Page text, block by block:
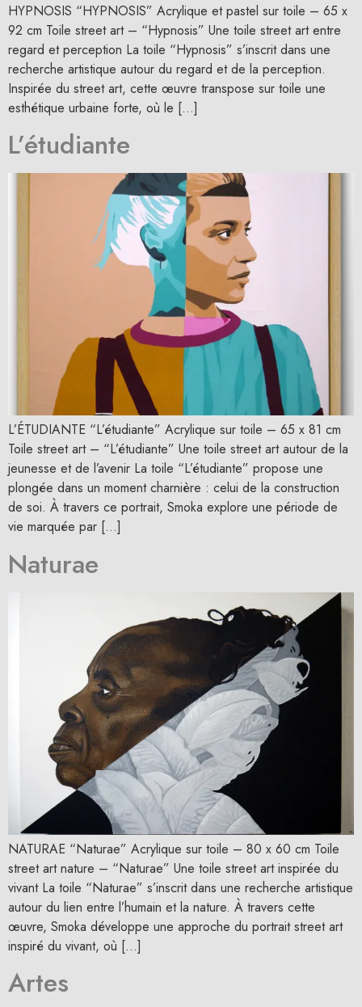
HYPNOSIS “HYPNOSIS” Acrylique et pastel sur toile – 65 x
92 cm Toile street art – “Hypnosis” Une toile street art entre
regard et perception La toile “Hypnosis” s’inscrit dans une
recherche artistique autour du regard et de la perception.
Inspirée du street art, cette œuvre transpose sur toile une
esthétique urbaine forte, où le […]
L’étudiante
L’ÉTUDIANTE “L’étudiante” Acrylique sur toile – 65 x 81 cm
Toile street art – “L’étudiante” Une toile street art autour de la
jeunesse et de l’avenir La toile “L’étudiante” propose une
plongée dans un moment charnière : celui de la construction
de soi. À travers ce portrait, Smoka explore une période de
vie marquée par […]
Naturae
NATURAE “Naturae” Acrylique sur toile – 80 x 60 cm Toile
street art nature – “Naturae” Une toile street art inspirée du
vivant La toile “Naturae” s’inscrit dans une recherche artistique
autour du lien entre l’humain et la nature. À travers cette
œuvre, Smoka développe une approche du portrait street art
inspiré du vivant, où […]
Artes